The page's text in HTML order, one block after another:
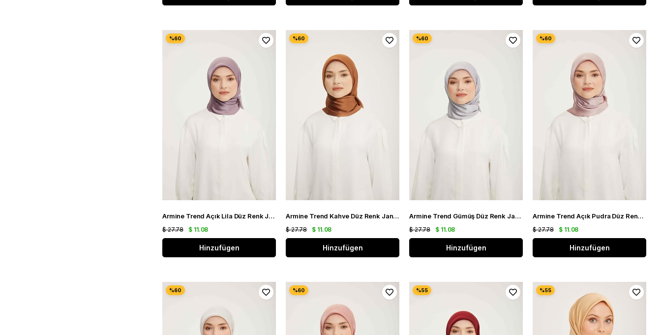
Armine Trend Açık Lila Düz Renk Jan Jan Şifon Eşarp 805
$ 11.08
$ 27.78
Hinzufügen
Armine Trend Kahve Düz Renk Jan Jan Şifon Eşarp 802
$ 11.08
$ 27.78
Hinzufügen
Armine Trend Gümüş Düz Renk Jan Jan Şifon Eşarp 830
$ 11.08
$ 27.78
Hinzufügen
Armine Trend Açık Pudra Düz Renk Jan Jan Şifon Eşarp 795
$ 11.08
$ 27.78
Hinzufügen